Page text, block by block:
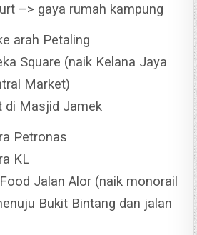
–> gaya rumah kampung
arah Petaling
Square (naik Kelana Jaya
Market)
di Masjid Jamek
Petronas
KL
Jalan Alor (naik monorail
Bukit Bintang dan jalan